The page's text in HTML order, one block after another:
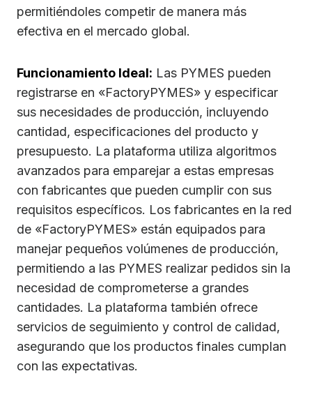
permitiéndoles competir de manera más
efectiva en el mercado global.
Funcionamiento Ideal: Las PYMES pueden
registrarse en «FactoryPYMES» y especificar
sus necesidades de producción, incluyendo
cantidad, especificaciones del producto y
presupuesto. La plataforma utiliza algoritmos
avanzados para emparejar a estas empresas
con fabricantes que pueden cumplir con sus
requisitos específicos. Los fabricantes en la red
de «FactoryPYMES» están equipados para
manejar pequeños volúmenes de producción,
permitiendo a las PYMES realizar pedidos sin la
necesidad de comprometerse a grandes
cantidades. La plataforma también ofrece
servicios de seguimiento y control de calidad,
asegurando que los productos finales cumplan
con las expectativas.